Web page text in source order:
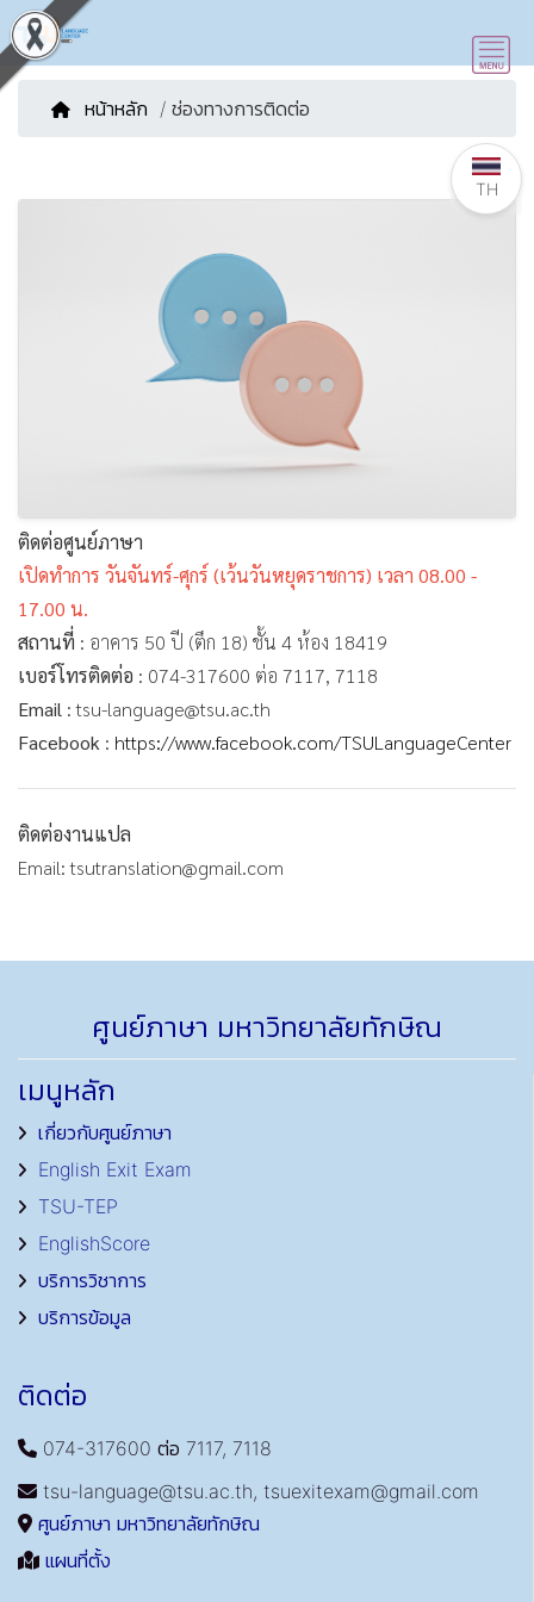
หน้าหลัก / ช่องทางการติดต่อ
ติดต่อศูนย์ภาษา
เปิดทำการ วันจันทร์-ศุกร์ (เว้นวันหยุดราชการ) เวลา 08.00 -
17.00 น.
สถานที่ : อาคาร 50 ปี (ตึก 18) ชั้น 4 ห้อง 18419
เบอร์โทรติดต่อ : 074-317600 ต่อ 7117, 7118
Email : tsu-language@tsu.ac.th
Facebook : https://www.facebook.com/TSULanguageCenter
ติดต่องานแปล
Email: tsutranslation@gmail.com
ศูนย์ภาษา มหาวิทยาลัยทักษิณ
เมนูหลัก
เกี่ยวกับศูนย์ภาษา
English Exit Exam
TSU-TEP
EnglishScore
บริการวิชาการ
บริการข้อมูล
ติดต่อ
074-317600 ต่อ 7117, 7118
tsu-language@tsu.ac.th, tsuexitexam@gmail.com
ศูนย์ภาษา มหาวิทยาลัยทักษิณ
แผนที่ตั้ง
TH